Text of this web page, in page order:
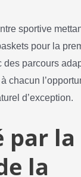
sportive
pour la
des parcours
chacun
d’exception.
par la
la